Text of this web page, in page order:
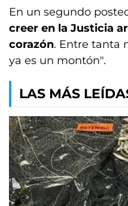
En un segundo
creer en la Justicia
corazón. Entre tanta
ya es un montón".
LAS MÁS